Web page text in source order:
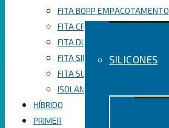
SILICONES
FITA BOPP EMPACOTAMENTO
FITA CREPE USO GERAL
FITA DUPLA FACE
FITA SILVER TAPE
FITA SUPER MASCARAMENTO
ISOLANTE
HÍBRIDO
PRIMER